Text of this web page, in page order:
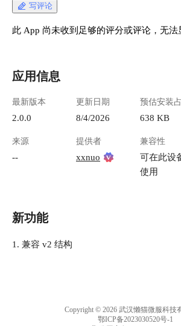
写评论
此 App 尚未收到足够的评分或评论，无法
应用信息
最新版本
2.0.0
更新日期
8/4/2026
预估安装
638 KB
来源
--
提供者
xxnuo
兼容性
可在此设
使用
新功能
1. 兼容 v2 结构
Copyright © 2026 武汉懒猫微服科技
鄂ICP备2023030520号-1